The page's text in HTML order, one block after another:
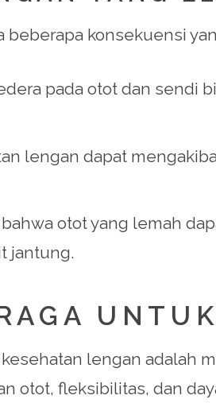
konsekuensi
pada otot dan sendi
lengan dapat
otot yang lemah
jantung.
lengan adalah
otot, fleksibilitas, dan